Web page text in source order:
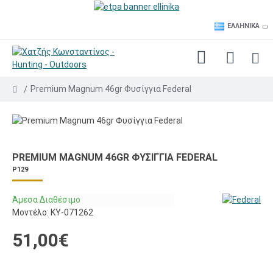
ΕΛΛΗΝΙΚΆ
Premium Magnum 46gr Φυσίγγια Federal
PREMIUM MAGNUM 46GR ΦΥΣΊΓΓΙΑ FEDERAL
P129
Άμεσα Διαθέσιμο
Μοντέλο: KY-071262
51,00€